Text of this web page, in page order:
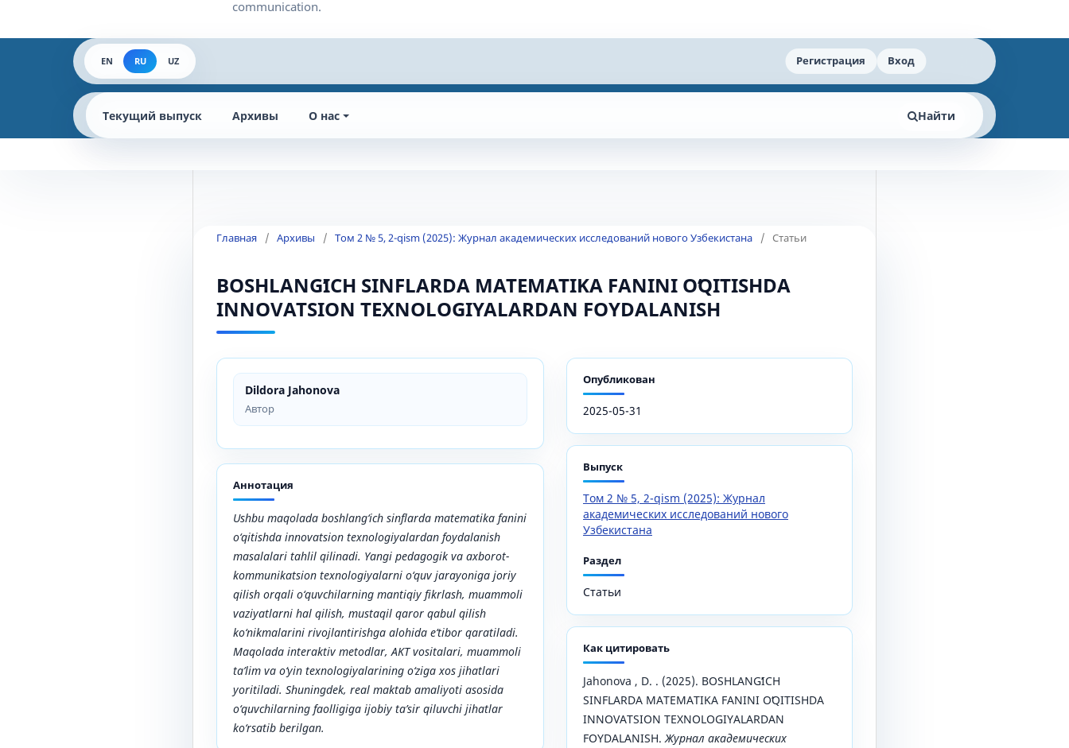
EN RU UZ Регистрация Вход
Текущий выпуск Архивы О нас Найти
Главная / Архивы / Том 2 № 5, 2-qism (2025): Журнал академических исследований нового Узбекистана / Статьи
BOSHLANGʻICH SINFLARDA MATEMATIKA FANINI OʻQITISHDA
INNOVATSION TEXNOLOGIYALARDAN FOYDALANISH
Dildora Jahonova
Автор
Аннотация
Ushbu maqolada boshlang‘ich sinflarda matematika fanini
o‘qitishda innovatsion texnologiyalardan foydalanish
masalalari tahlil qilinadi. Yangi pedagogik va axborot-
kommunikatsion texnologiyalarni o‘quv jarayoniga joriy
qilish orqali o‘quvchilarning mantiqiy fikrlash, muammoli
vaziyatlarni hal qilish, mustaqil qaror qabul qilish
ko‘nikmalarini rivojlantirishga alohida e’tibor qaratiladi.
Maqolada interaktiv metodlar, AKT vositalari, muammoli
ta’lim va o‘yin texnologiyalarining o‘ziga xos jihatlari
yoritiladi. Shuningdek, real maktab amaliyoti asosida
o‘quvchilarning faolligiga ijobiy ta’sir qiluvchi jihatlar
ko‘rsatib berilgan.
Опубликован
2025-05-31
Выпуск
Том 2 № 5, 2-qism (2025): Журнал
академических исследований нового
Узбекистана
Раздел
Статьи
Как цитировать
Jahonova , D. . (2025). BOSHLANGʻICH
SINFLARDA MATEMATIKA FANINI OʻQITISHDA
INNOVATSION TEXNOLOGIYALARDAN
FOYDALANISH.Журнал академических